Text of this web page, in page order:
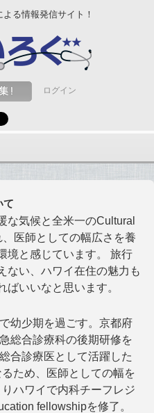
る情報発信サイト！
ログイン
て
な気候と全米一のCultural
医師としての幅広さを養
境と感じています。 旅行
ない、ハワイ在住の魅力も
ばいいなと思います。
幼少期を過ごす。京都府
総合診療科の後期研修を
合診療医として活躍した
ため、医師としての幅を
ハワイで内科チーフレジ
fellowshipを修了。